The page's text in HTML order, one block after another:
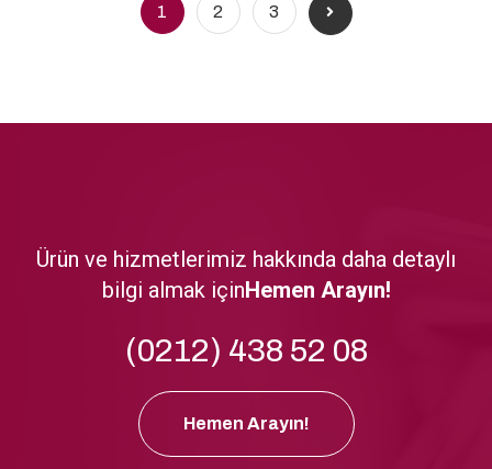
1 2 3
Ürün ve hizmetlerimiz hakkında daha detaylı
bilgi almak içinHemen Arayın!
(0212) 438 52 08
Hemen Arayın!